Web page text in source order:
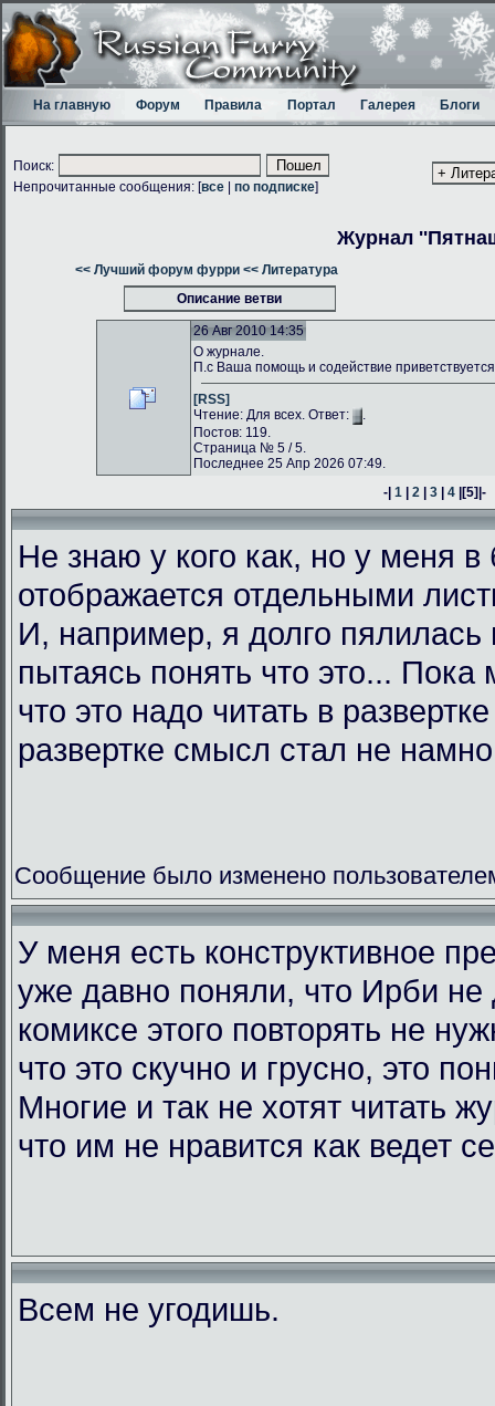
На главную Форум Правила Портал Галерея Блоги
Поиск:
Непрочитанные сообщения: [все по подписке]
Журнал
<< Лучший форум фурри << Литература
Описание ветви
26 Авг 2010 14:35
О журнале.
П.с Ваша помощь и содействие
[RSS]
Чтение: Для всех. Ответ:
.
Постов: 119.
Страница № 5 / 5.
Последнее 25 Апр 2026 07:49.
-|1 |2 |3 |4 |[5]|-
Не знаю у кого как, но у меня в
отображается отдельными
И, например, я долго пялилась
пытаясь понять что это... Пока
что это надо читать в
развертке смысл стал не
Сообщение было изменено
У меня есть конструктивное
уже давно поняли, что Ирби не
комиксе этого повторять не
что это скучно и грусно, это
Многие и так не хотят читать
что им не нравится как ведет
Всем не угодишь.